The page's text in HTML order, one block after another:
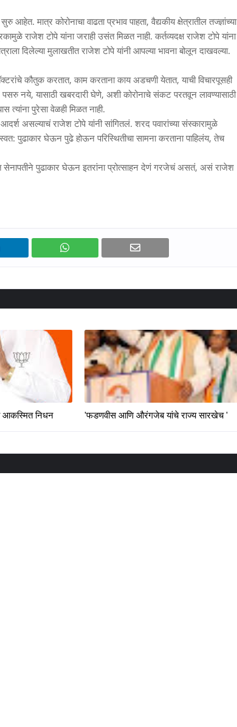
आहेत. मात्र कोरोनाचा वाढता प्रभाव पाहता, वैद्यकीय क्षेत्रातील तज्ज्ञांच्या
राजेश टोपे यांना जराही उसंत मिळत नाही. कर्तव्यदक्ष राजेश टोपे यांना
दिलेल्या मुलाखतीत राजेश टोपे यांनी आपल्या भावना बोलून दाखवल्या.
कौतुक करतात, काम करताना काय अडचणी येतात, याची विचारपूसही
नये, यासाठी खबरदारी घेणे, अशी कोरोनाचे संकट परतवून लावण्यासाठी
त्यांना पुरेसा वेळही मिळत नाही.
असल्याचं राजेश टोपे यांनी सांगितलं. शरद पवारांच्या संस्कारामुळे
पुढाकार घेऊन पुढे होऊन परिस्थितीचा सामना करताना पाहिलंय, तेच
पुढाकार घेऊन इतरांना प्रोत्साहन देणं गरजेचं असतं, असं राजेश
आकस्मित निधन 'फडणवीस आणि औरंगजेब यांचे राज्य सारखेच '